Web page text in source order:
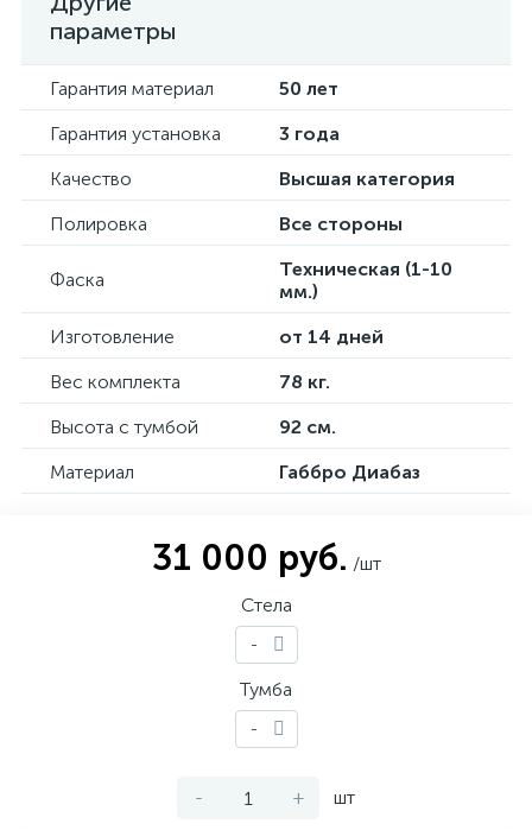
параметры
Гарантия материал
50 лет
Гарантия установка
3 года
Качество
Высшая категория
Полировка
Все стороны
Фаска
Техническая (1-10
мм.)
Изготовление
от 14 дней
Вес комплекта
78 кг.
Высота с тумбой
92 см.
Материал
Габбро Диабаз
31 000 руб. /шт
Стела
-
Тумба
-
- + шт